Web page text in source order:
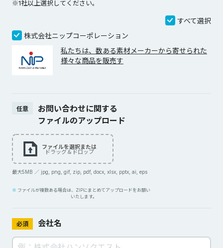
※1社以上選択してください。
すべて選択
株式会社ニップコーポレーション
私たちは、数ある素材メーカーから寄せられた
様々な商品を販売す
任意
お問い合わせに関する
ファイルのアップロード
ファイルを選択または
ドラッグ＆ドロップ
最大5MB ／ jpg, png, gif, zip, pdf, docx, xlsx, pptx, ai, eps
ファイルが複数ある場合は、ZIPにまとめてアップロードをお願い
いたします。
必須 会社名